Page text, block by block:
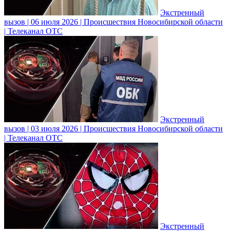
Экстренный
вызов | 06 июля 2026 | Происшествия Новосибирской области
| Телеканал ОТС
Экстренный
вызов | 03 июля 2026 | Происшествия Новосибирской области
| Телеканал ОТС
Экстренный